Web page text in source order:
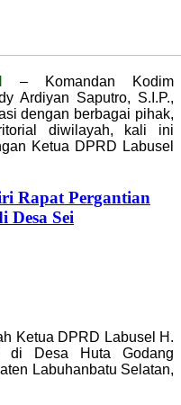
– Komandan Kodim
Ardiyan Saputro, S.I.P.,
dengan berbagai pihak,
diwilayah, kali ini
Ketua DPRD Labusel
Rapat Pergantian
Desa Sei
Ketua DPRD Labusel H.
di Desa Huta Godang
Labuhanbatu Selatan,